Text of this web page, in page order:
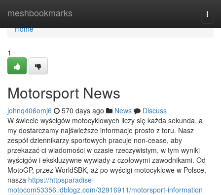
meshbookmarks
Home
Home
1
Motorsport News
johnq406omj6 570 days ago News
Discuss
W świecie wyścigów motocyklowych liczy się każda sekunda, a
my dostarczamy najświeższe informacje prosto z toru. Nasz
zespół dziennikarzy sportowych pracuje non-cease, aby
przekazać ci wiadomości w czasie rzeczywistym, w tym wyniki
wyścigów i ekskluzywne wywiady z czołowymi zawodnikami. Od
MotoGP, przez WorldSBK, aż po wyścigi motocyklowe w Polsce,
nasza https://httpsparadise-
motocom53356.idblogz.com/32916911/motorsport-information